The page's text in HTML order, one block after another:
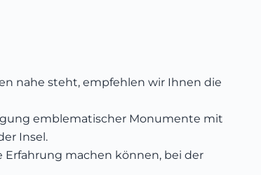
nahe steht, empfehlen wir Ihnen die
emblematischer Monumente mit
Insel.
machen können, bei der